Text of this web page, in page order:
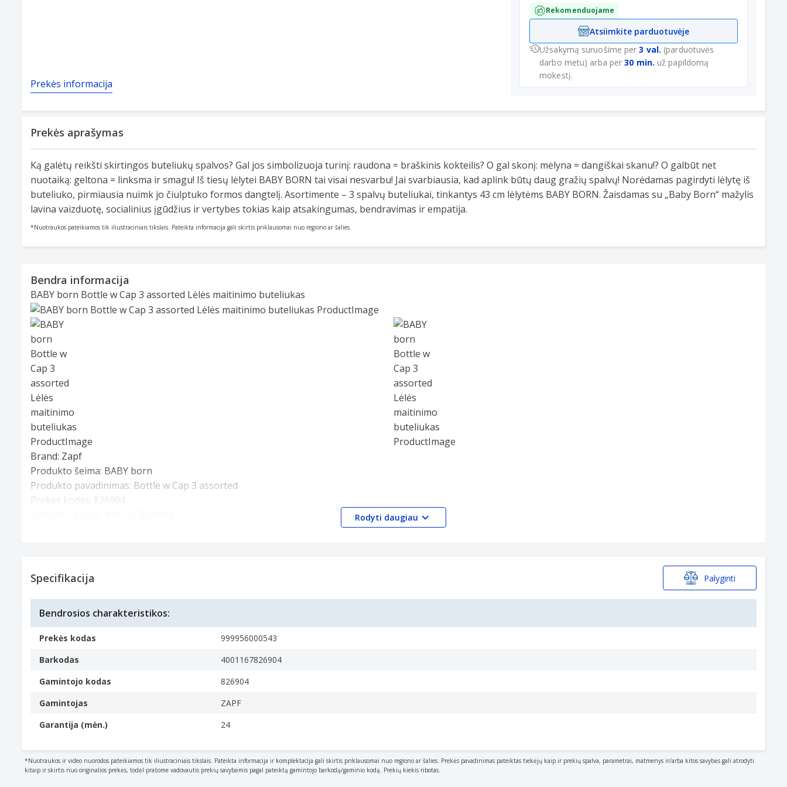
Prekės informacija
Rekomenduojame
Atsiimkite parduotuvėje
Užsakymą suruošime per3 val. (parduotuvės
darbo metu) arba per30 min. už papildomą
mokestį.
Prekės aprašymas
Ką galėtų reikšti skirtingos buteliukų spalvos? Gal jos simbolizuoja turinį: raudona = braškinis kokteilis? O gal skonį: mėlyna = dangiškai skanu!? O galbūt net
nuotaiką: geltona = linksma ir smagu! Iš tiesų lėlytei BABY BORN tai visai nesvarbu! Jai svarbiausia, kad aplink būtų daug gražių spalvų! Norėdamas pagirdyti lėlytę iš
buteliuko, pirmiausia nuimk jo čiulptuko formos dangtelį. Asortimente – 3 spalvų buteliukai, tinkantys 43 cm lėlytėms BABY BORN. Žaisdamas su „Baby Born“ mažylis
lavina vaizduotę, socialinius įgūdžius ir vertybes tokias kaip atsakingumas, bendravimas ir empatija.
*Nuotraukos pateikiamos tik iliustraciniais tikslais. Pateikta informacija gali skirtis priklausomai nuo regiono ar šalies.
Bendra informacija
BABY born Bottle w Cap 3 assorted Lėlės maitinimo buteliukas
Slide 1 of 2
Brand: Zapf
Produkto šeima: BABY born
Produkto pavadinimas: Bottle w Cap 3 assorted
Prekės kodas: 826904
Specifikacijos
The sub-category of the product.
Lėlės maitinimo buteliukas
3 metai
Modelio suderinamumas
BABY born
Produkto spalva
Multi spalvos
Siūloma lytis
Rodyti daugiau
Specifikacija Palyginti
Bendrosios charakteristikos:
Prekės kodas
999956000543
Barkodas
4001167826904
Gamintojo kodas
826904
Gamintojas
ZAPF
Garantija (mėn.)
24
*Nuotraukos ir video nuorodos pateikiamos tik iliustraciniais tikslais. Pateikta informacija ir komplektacija gali skirtis priklausomai nuo regiono ar šalies. Prekės pavadinimas pateiktas tiekėjų kaip ir prekių spalva, parametrai, matmenys ir/arba kitos savybės gali atrodyti
kitaip ir skirtis nuo originalios prekės, todėl prašome vadovautis prekių savybėmis pagal pateiktą gamintojo barkodą/gaminio kodą. Prekių kiekis ribotas.